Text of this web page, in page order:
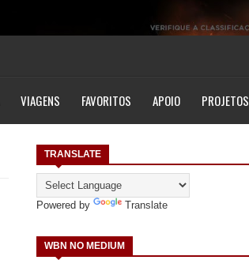
VIAGENS FAVORITOS APOIO PROJETOS
TRANSLATE
Powered by Translate
WBN NO MEDIUM